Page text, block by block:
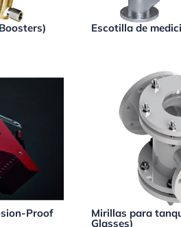
Escotilla de
Proof Mirillas para
Glasses)